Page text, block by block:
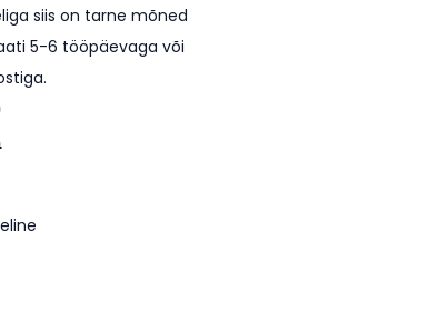
siis on tarne mõned
5-6 tööpäevaga või